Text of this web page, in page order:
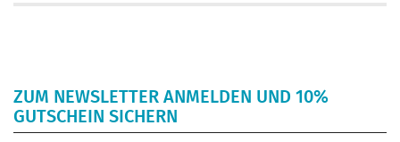
ZUM NEWSLETTER ANMELDEN UND 10%
GUTSCHEIN SICHERN